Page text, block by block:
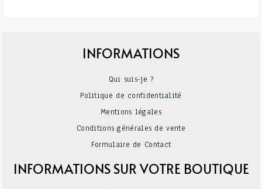
INFORMATIONS
Qui suis-je ?
Politique de confidentialité
Mentions légales
Conditions générales de vente
Formulaire de Contact
INFORMATIONS SUR VOTRE BOUTIQUE